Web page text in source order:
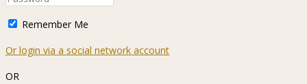
Remember Me
Or login via a social network account
OR